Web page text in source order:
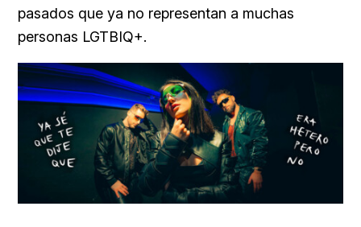
pasados que ya no representan a muchas
personas LGTBIQ+.